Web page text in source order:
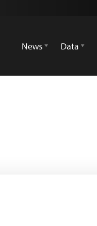
News
Data